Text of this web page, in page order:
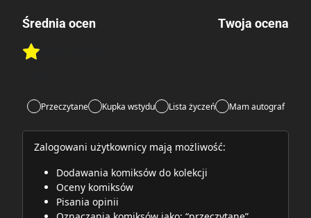
Średnia ocen
Rate this item:
Twoja ocena
Przeczytane Kupka wstydu Lista życzeń Mam autograf
Zalogowani użytkownicy mają możliwość:
Dodawania komiksów do kolekcji
Oceny komiksów
Pisania opinii